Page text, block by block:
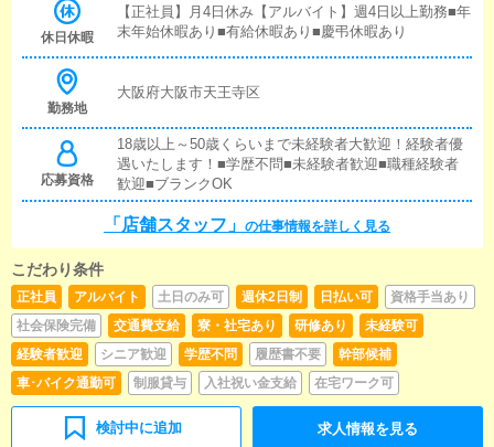
サイトの更新指示や、毎月の効果測定を行って頂きま
す。・キャスト面接、キャスト管理→求人内容の打ち
無駄の無い配送を行って頂きます。・備品管理→タオ
戦略を考えて頂きます。
休日休暇
【正社員】月4日休み【アルバイト】週4日以上勤務■年
末年始休暇あり■有給休暇あり■慶弔休暇あり
勤務地
大阪府大阪市天王寺区
応募資格
18歳以上～50歳くらいまで未経験者大歓迎！経験者優
遇いたします！■学歴不問■未経験者歓迎■職種経験者
歓迎■ブランクOK
「店舗スタッフ」 の仕事情報を詳しく見る
こだわり条件
正社員 アルバイト 土日のみ可 週休2日制 日払い可
資格手当あり
社会保険完備
交通費支給 寮・社宅あり 研修あり
未経験可
経験者歓迎
シニア歓迎 学歴不問 履歴書不要
幹部候補
車･バイク通勤可
制服貸与 入社祝い金支給 在宅ワーク可
検討中に追加 求人情報を見る